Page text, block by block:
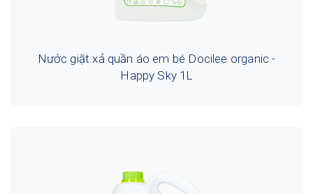
Nước giặt xả quần áo em bé Docilee organic -
Happy Sky 1L